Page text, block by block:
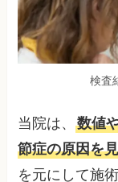
検査
当院は、数値
節症の原因を
を元にして施